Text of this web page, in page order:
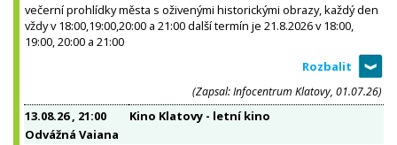
večerní prohlídky města s oživenými historickými obrazy, každý den
vždy v 18:00,19:00,20:00 a 21:00 další termín je 21.8.2026 v 18:00,
19:00, 20:00 a 21:00
(Zapsal: Infocentrum Klatovy, 01.07.26)
13.08.26, 21:00
Kino Klatovy - letní kino
Odvážná Vaiana